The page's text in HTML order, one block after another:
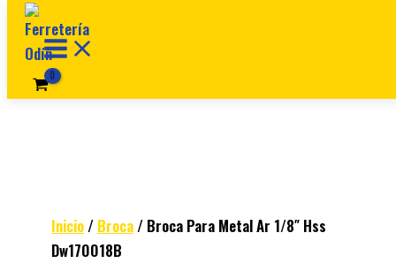
Ir al contenido
Inicio/ Broca/ Broca Para Metal Ar 1/8″ Hss
Dw170018B